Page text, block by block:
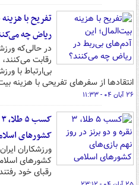
تفریح با
ریاض چه
در حالی‌که
رقابت
بی‌ارتباط با
انتقادها از سفرهای تفریحی با هزینه
۲۶ آبان ۰۴ - ۱۱:۳۳
کشورهای
ورزشکاران
کشورهای
رقبای خود